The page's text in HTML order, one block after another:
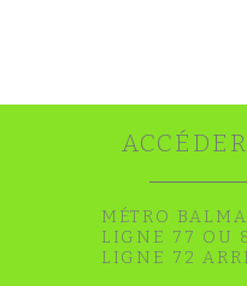
MÉTRO
LIGNE 77 OU
LIGNE 72